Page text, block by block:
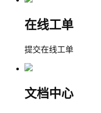
在线工单
提交在线工单
文档中心